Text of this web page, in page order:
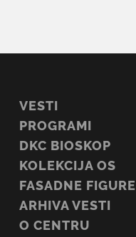
VESTI
PROGRAMI
DKC BIOSKOP
KOLEKCIJA OS
FASADNE FIGURE
ARHIVA VESTI
O CENTRU